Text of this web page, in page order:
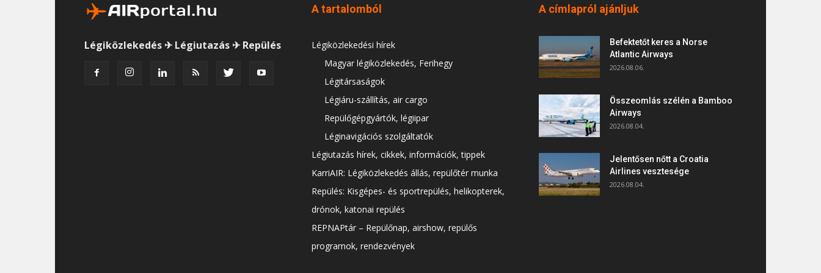
Légiközlekedés ✈ Légiutazás ✈ Repülés
A tartalomból
Légiközlekedési hírek
Magyar légiközlekedés, Ferihegy
Légitársaságok
Légiáru-szállítás, air cargo
Repülőgépgyártók, légiipar
Léginavigációs szolgáltatók
Légiutazás hírek, cikkek, információk, tippek
KarriAIR: Légiközlekedés állás, repülőtér munka
Repülés: Kisgépes- és sportrepülés, helikopterek,
drónok, katonai repülés
REPNAPtár – Repülőnap, airshow, repülős
programok, rendezvények
A címlapról ajánljuk
Befektetőt keres a Norse
Atlantic Airways
2026.08.06.
Összeomlás szélén a Bamboo
Airways
2026.08.04.
Jelentősen nőtt a Croatia
Airlines vesztesége
2026.08.04.